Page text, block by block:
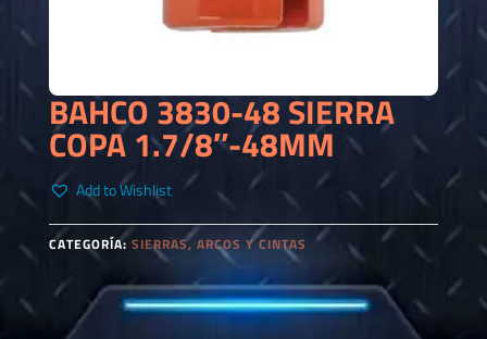
BAHCO 3830-48 SIERRA
COPA 1.7/8″-48MM
Add to Wishlist
CATEGORÍA: SIERRAS, ARCOS Y CINTAS